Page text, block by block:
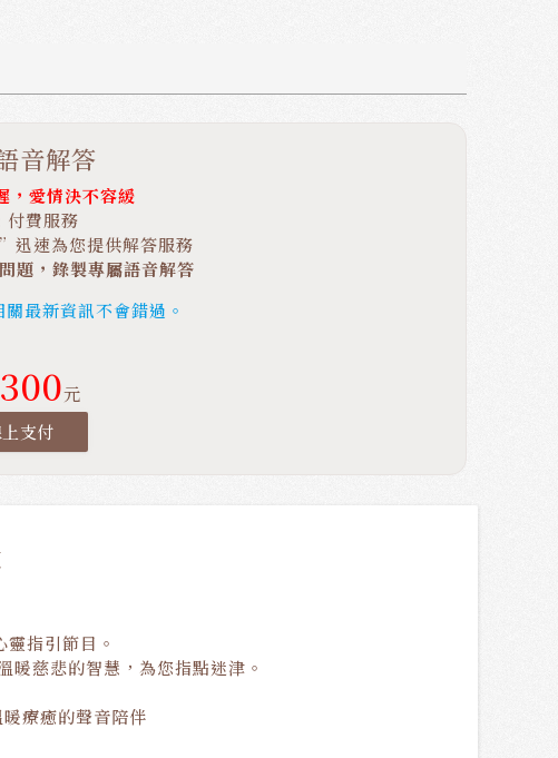
音解答
，愛情決不容緩
付費服務
速為您提供解答服務
題，錄製專屬語音解答
最新資訊不會錯過。
300元
支付
指引節目。
暖慈悲的智慧，為您指點迷津。
療癒的聲音陪伴